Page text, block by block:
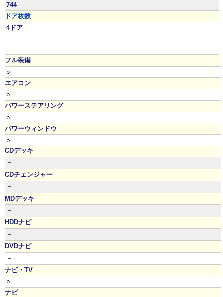
744
ドア枚数
4ドア
フル装備
○
エアコン
○
パワーステアリング
○
パワーウィンドウ
○
CDデッキ
－
CDチェンジャー
－
MDデッキ
－
HDDナビ
－
DVDナビ
－
ナビ・TV
○
ナビ